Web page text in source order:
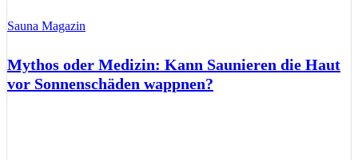
Sauna Magazin
Mythos oder Medizin: Kann Saunieren die Haut
vor Sonnenschäden wappnen?